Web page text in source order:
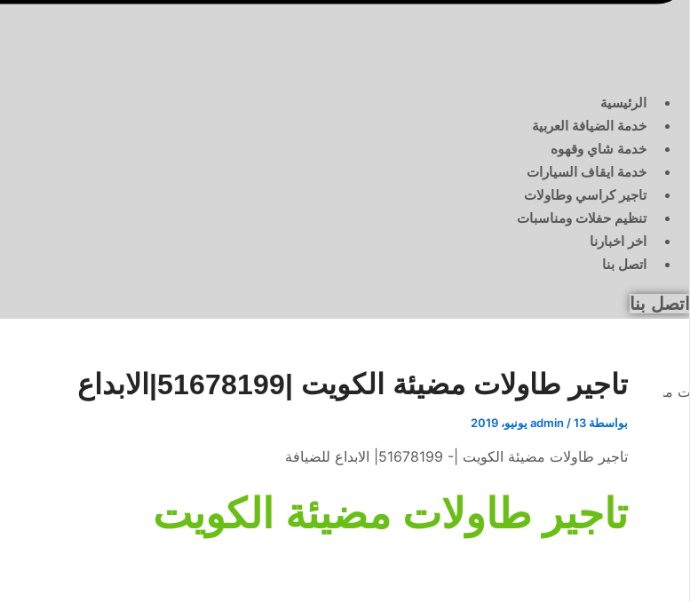
الرئيسية
خدمة الضيافة العربية
خدمة شاي وقهوه
خدمة ايقاف السيارات
تاجير كراسي وطاولات
تنظيم حفلات ومناسبات
اخر اخبارنا
اتصل بنا
اتصل بنا
تاجير طاولات مضيئة الكويت |51678199|الابداع
بواسطة admin /13 يونيو، 2019
تاجير طاولات مضيئة الكويت |- 51678199| الابداع للضيافة
تاجير طاولات مضيئة الكويت